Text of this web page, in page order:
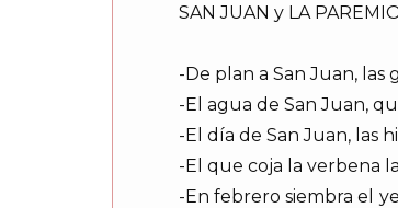
SAN JUAN y LA
-De plan a San Juan, las
-El agua de San Juan,
-El día de San Juan, las
-El que coja la verbena
-En febrero siembra el